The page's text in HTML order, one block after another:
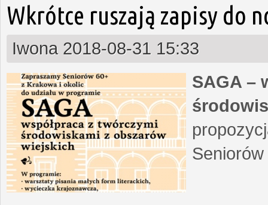
Wkrótce ruszają zapisy do
Iwona 2018-08-31 15:33
SAGA –